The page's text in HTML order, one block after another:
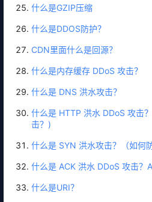
什么是GZIP压缩
什么是DDOS防护？
CDN里面什么是回源？
什么是内存缓存 DDoS 攻击？
什么是 DNS 洪水攻击？
什么是 HTTP 洪水 DDoS 攻击
击？)
什么是 SYN 洪水攻击？（如何
什么是 ACK 洪水 DDoS 攻击？
什么是URI？